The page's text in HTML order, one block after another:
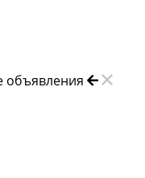
объявления